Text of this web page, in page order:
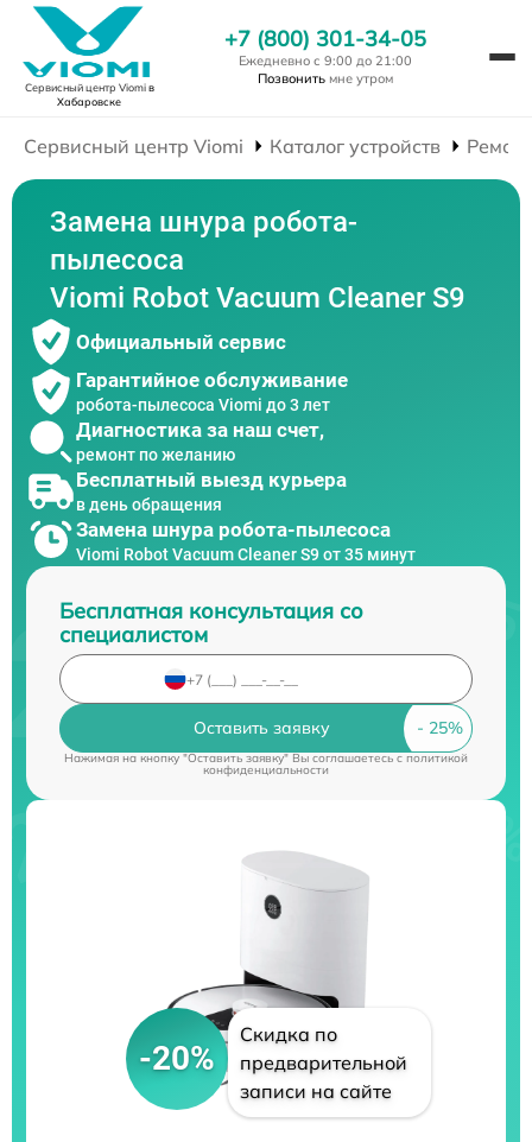
Сервисный центр Viomiв
Хабаровске
+7 (800) 301-34-05
Ежедневно с 9:00 до 21:00
Позвонить мне утром
Сервисный центр Viomi Каталог устройств
Замена шнура робота-
пылесоса
Viomi Robot Vacuum Cleaner S9
Официальный сервис
Гарантийное обслуживание
робота-пылесоса Viomi до 3 лет
Диагностика за наш счет,
ремонт по желанию
Бесплатный выезд курьера
в день обращения
Замена шнура робота-пылесоса
Viomi Robot Vacuum Cleaner S9 от 35 минут
Бесплатная консультация со
специалистом
Оставить заявку
Нажимая на кнопку "Оставить заявку" Вы соглашаетесь cполитикой
конфиденциальности
-20%
Скидка по
предварительной
записи на сайте